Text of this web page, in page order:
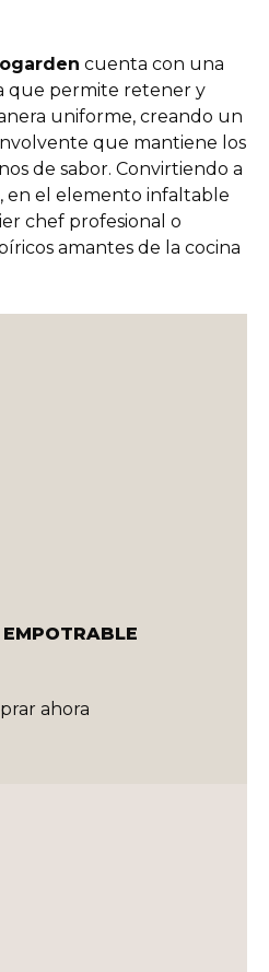
cuenta con una
que permite retener y
uniforme, creando un
que mantiene los
de sabor. Convirtiendo a
en el elemento infaltable
chef profesional o
amantes de la cocina
ahora